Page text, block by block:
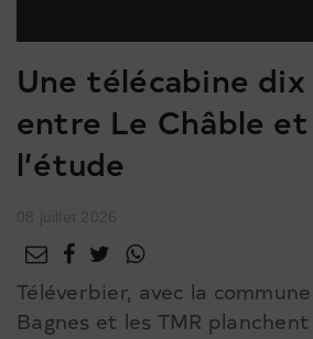
Une télécabine dix
entre Le Châble
l’étude
Téléverbier, avec la
Bagnes et les TMR